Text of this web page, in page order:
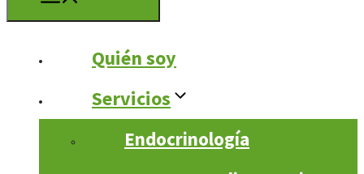
Quién soy
Servicios
Endocrinología